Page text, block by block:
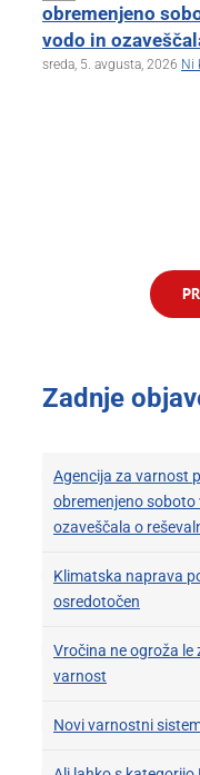
obremenjeno
vodo in
sreda, 5. avgusta, 2026 Ni
Zadnje
Agencija za varnost
obremenjeno soboto
ozaveščala o
Klimatska naprava
osredotočen
Vročina ne ogroža
varnost
Novi varnostni